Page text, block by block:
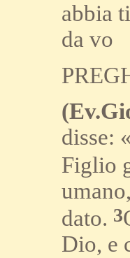
abbia
da vo
disse:
Figlio
dato. 3
Dio, e